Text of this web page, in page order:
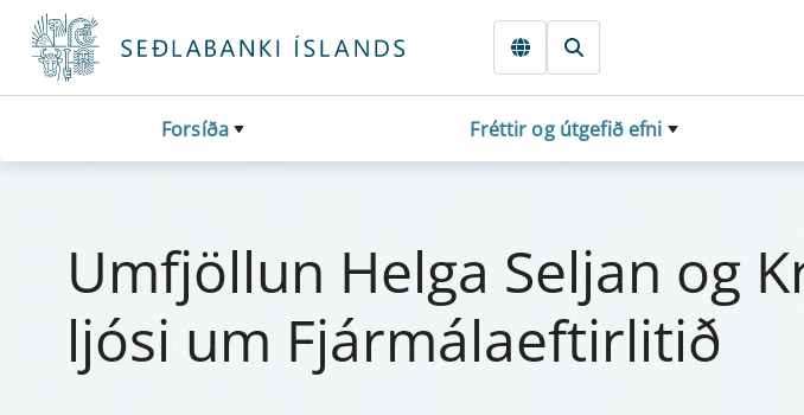
Fara beint í Meginmál
Forsíða Fréttir og útgefið efni
Um­fjöll­un Helga Selj­an og
ljósi um Fjá­r­mála­eft­i­r­litið